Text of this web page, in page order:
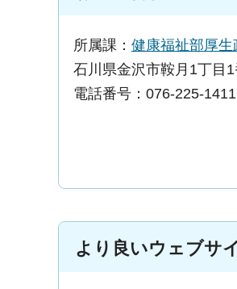
所属課： 健康福祉部厚
石川県金沢市鞍月1丁目
電話番号：076-225-1411
より良いウェブサ